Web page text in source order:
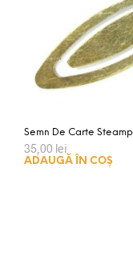
Semn De Carte
35,00 lei
ADAUGĂ ÎN COȘ